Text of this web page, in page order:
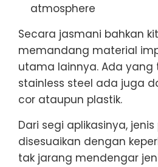
atmosphere
Secara jasmani bahkan
memandang material
utama lainnya. Ada yang
stainless steel ada juga
cor ataupun plastik.
Dari segi aplikasinya,
disesuaikan dengan
tak jarang mendengar